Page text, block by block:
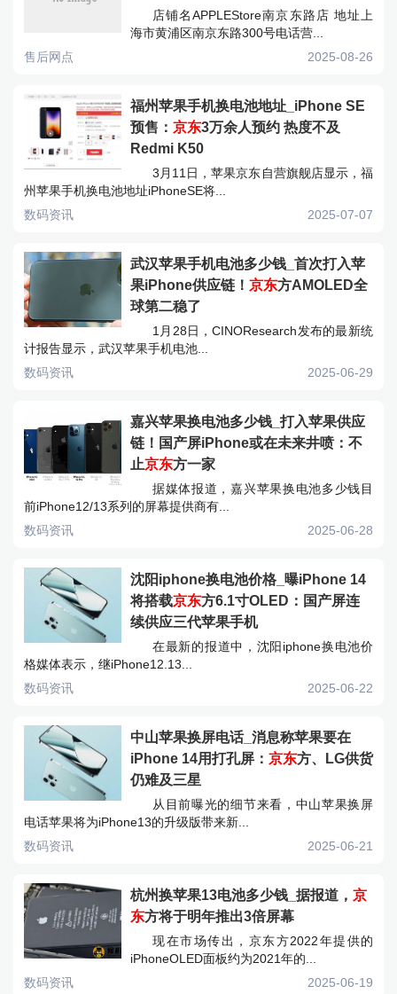
店铺名APPLEStore南京东路店 地址上
海市黄浦区南京东路300号电话营...
售后网点
2025-08-26
福州苹果手机换电池地址_iPhone SE
预售： 京东3万余人预约 热度不及
Redmi K50
3月11日，苹果京东自营旗舰店显示，福
州苹果手机换电池地址iPhoneSE将...
数码资讯
2025-07-07
武汉苹果手机电池多少钱_首次打入苹
果iPhone供应链！ 京东方AMOLED全
球第二稳了
1月28日，CINOResearch发布的最新统
计报告显示，武汉苹果手机电池...
数码资讯
2025-06-29
嘉兴苹果换电池多少钱_打入苹果供应
链！国产屏iPhone或在未来井喷：不
止京东方一家
据媒体报道，嘉兴苹果换电池多少钱目
前iPhone12/13系列的屏幕提供商有...
数码资讯
2025-06-28
沈阳iphone换电池价格_曝iPhone 14
将搭载京东方6.1寸OLED：国产屏连
续供应三代苹果手机
在最新的报道中，沈阳iphone换电池价
格媒体表示，继iPhone12.13...
数码资讯
2025-06-22
中山苹果换屏电话_消息称苹果要在
iPhone 14用打孔屏： 京东方、LG供货
仍难及三星
从目前曝光的细节来看，中山苹果换屏
电话苹果将为iPhone13的升级版带来新...
数码资讯
2025-06-21
杭州换苹果13电池多少钱_据报道， 京
东方将于明年推出3倍屏幕
现在市场传出，京东方2022年提供的
iPhoneOLED面板约为2021年的...
数码资讯
2025-06-19